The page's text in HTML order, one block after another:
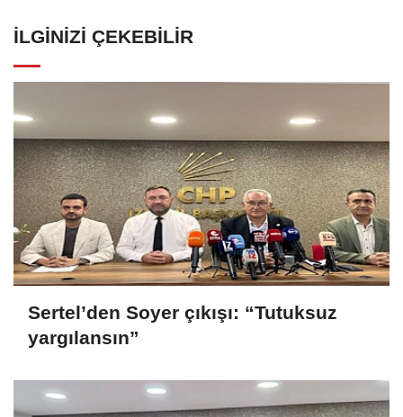
İLGINIZI ÇEKEBILIR
Sertel’den Soyer çıkışı: “Tutuksuz
yargılansın”